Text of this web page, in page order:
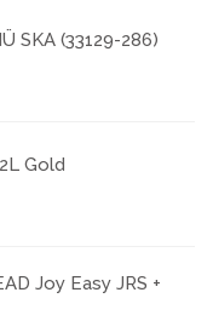
SKA (33129-286)
Gold
Joy Easy JRS +